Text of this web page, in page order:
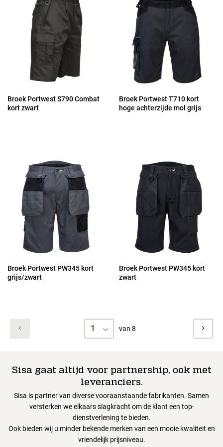
Broek Portwest S790 Combat
kort zwart
Broek Portwest T710 kort
hoge achterzijde mol grijs
Broek Portwest PW345 kort
grijs/zwart
Broek Portwest PW345 kort
zwart
1 van 8
Sisa gaat altijd voor partnership, ook met
leveranciers.
Sisa is partner van diverse vooraanstaande fabrikanten. Samen
versterken we elkaars slagkracht om de klant een top-
dienstverlening te bieden.
Ook bieden wij u minder bekende merken van een mooie kwaliteit en
vriendelijk prijsniveau.